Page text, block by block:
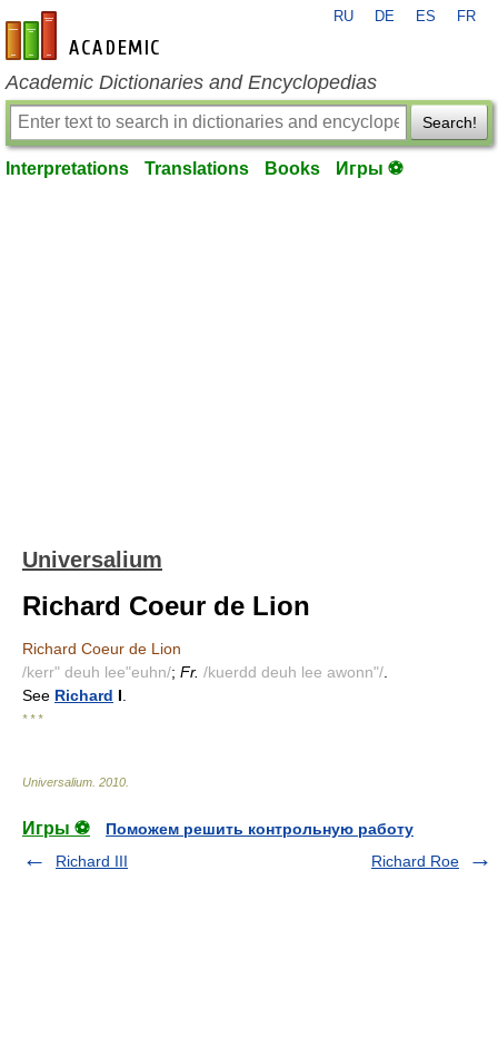
en-academic.com
RU DE ES FR
Academic Dictionaries and Encyclopedias
Search!
Interpretations Translations Books Игры ⚽
Universalium
Richard Coeur de Lion
Richard Coeur de Lion
/kerr" deuh lee"euhn/; Fr. /kuerdd deuh lee awonn"/
See Richard I
* * *
Universalium 2010
Игры ⚽
Поможем решить контрольную работу
Richard III
Richard Roe